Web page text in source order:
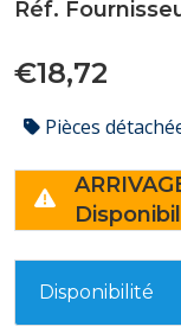
Réf.
€18,72
Pièces
Disponibilité